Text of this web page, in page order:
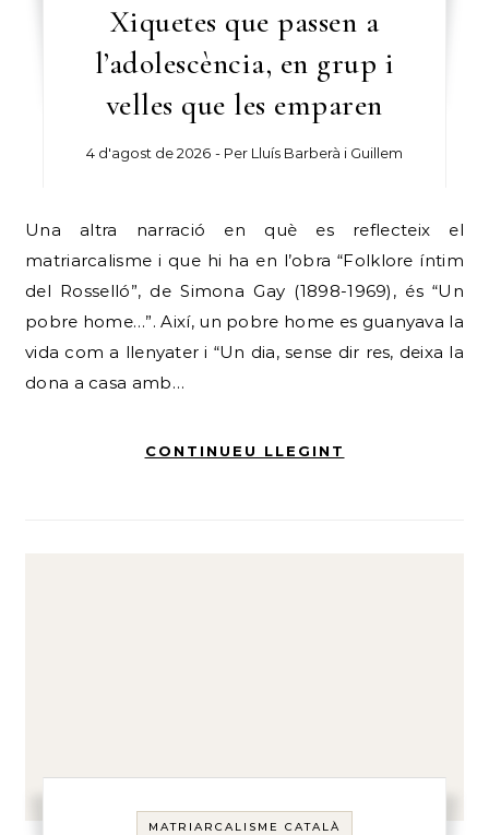
Xiquetes que passen a
l’adolescència, en grup i
velles que les emparen
4 d'agost de 2026 - Per Lluís Barberà i Guillem
Una altra narració en què es reflecteix el
matriarcalisme i que hi ha en l’obra “Folklore íntim
del Rosselló”, de Simona Gay (1898-1969), és “Un
pobre home…”. Així, un pobre home es guanyava la
vida com a llenyater i “Un dia, sense dir res, deixa la
dona a casa amb…
CONTINUEU LLEGINT
MATRIARCALISME CATALÀ